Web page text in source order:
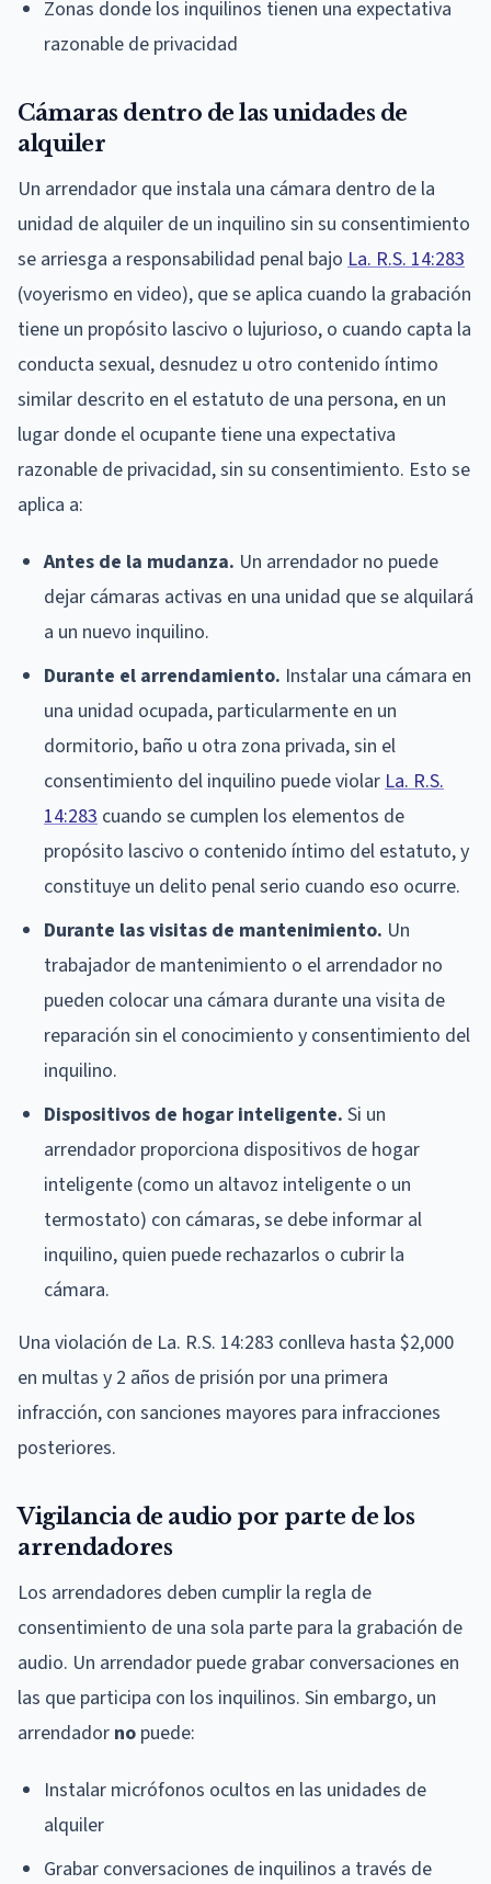
Zonas donde los inquilinos tienen una expectativa
razonable de privacidad
Cámaras dentro de las unidades de
alquiler
Un arrendador que instala una cámara dentro de la
unidad de alquiler de un inquilino sin su consentimiento
se arriesga a responsabilidad penal bajo La. R.S. 14:283
(voyerismo en video), que se aplica cuando la grabación
tiene un propósito lascivo o lujurioso, o cuando capta la
conducta sexual, desnudez u otro contenido íntimo
similar descrito en el estatuto de una persona, en un
lugar donde el ocupante tiene una expectativa
razonable de privacidad, sin su consentimiento. Esto se
aplica a:
Antes de la mudanza. Un arrendador no puede
dejar cámaras activas en una unidad que se alquilará
a un nuevo inquilino.
Durante el arrendamiento. Instalar una cámara en
una unidad ocupada, particularmente en un
dormitorio, baño u otra zona privada, sin el
consentimiento del inquilino puede violar La. R.S.
14:283 cuando se cumplen los elementos de
propósito lascivo o contenido íntimo del estatuto, y
constituye un delito penal serio cuando eso ocurre.
Durante las visitas de mantenimiento. Un
trabajador de mantenimiento o el arrendador no
pueden colocar una cámara durante una visita de
reparación sin el conocimiento y consentimiento del
inquilino.
Dispositivos de hogar inteligente. Si un
arrendador proporciona dispositivos de hogar
inteligente (como un altavoz inteligente o un
termostato) con cámaras, se debe informar al
inquilino, quien puede rechazarlos o cubrir la
cámara.
Una violación de La. R.S. 14:283 conlleva hasta $2,000
en multas y 2 años de prisión por una primera
infracción, con sanciones mayores para infracciones
posteriores.
Vigilancia de audio por parte de los
arrendadores
Los arrendadores deben cumplir la regla de
consentimiento de una sola parte para la grabación de
audio. Un arrendador puede grabar conversaciones en
las que participa con los inquilinos. Sin embargo, un
arrendador no puede:
Instalar micrófonos ocultos en las unidades de
alquiler
Grabar conversaciones de inquilinos a través de